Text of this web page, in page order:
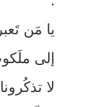
مَن تَعبرونَ،
ملَكوتِ
تذكُرونا،